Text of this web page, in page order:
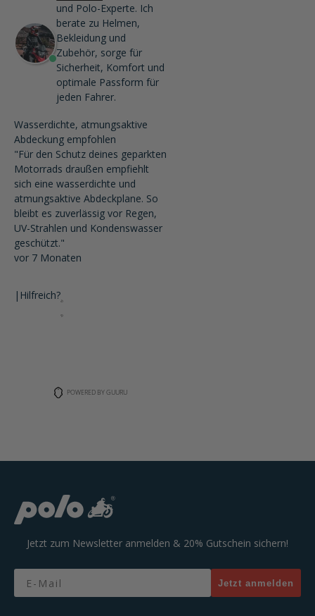
und Polo-Experte. Ich
berate zu Helmen,
Bekleidung und
Zubehör, sorge für
Sicherheit, Komfort und
optimale Passform für
jeden Fahrer.
Wasserdichte, atmungsaktive
Abdeckung empfohlen
"Für den Schutz deines geparkten
Motorrads draußen empfiehlt
sich eine wasserdichte und
atmungsaktive Abdeckplane. So
bleibt es zuverlässig vor Regen,
UV-Strahlen und Kondenswasser
geschützt."
vor 7 Monaten
| Hilfreich?
POWERED BY GUURU
Jetzt zum Newsletter anmelden & 20% Gutschein sichern!
Jetzt anmelden